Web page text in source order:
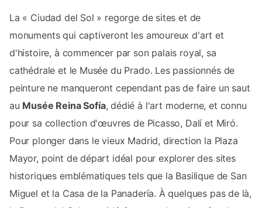
La « Ciudad del Sol » regorge de sites et de
monuments qui captiveront les amoureux d'art et
d'histoire, à commencer par son palais royal, sa
cathédrale et le Musée du Prado. Les passionnés de
peinture ne manqueront cependant pas de faire un saut
au Musée Reina Sofía, dédié à l'art moderne, et connu
pour sa collection d'œuvres de Picasso, Dalí et Miró.
Pour plonger dans le vieux Madrid, direction la Plaza
Mayor, point de départ idéal pour explorer des sites
historiques emblématiques tels que la Basilique de San
Miguel et la Casa de la Panadería. À quelques pas de là,